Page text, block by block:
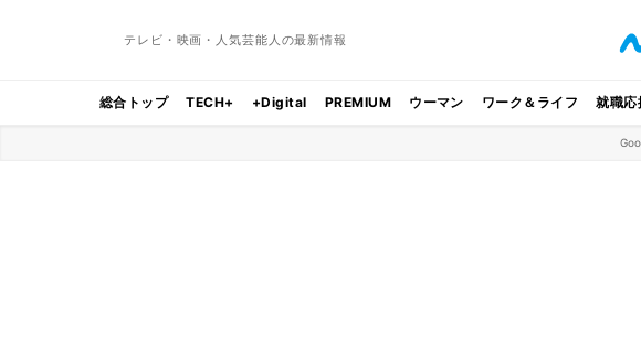
テレビ・映画・人気芸能人の最新情報
総合トップ TECH+ +Digital PREMIUM ウーマン ワーク＆ライフ 就職応